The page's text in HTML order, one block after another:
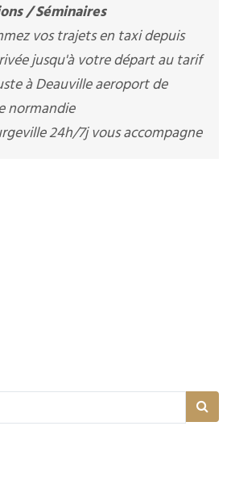
/ Séminaires
vos trajets en taxi depuis
jusqu'à votre départ au tarif
à Deauville aeroport de
normandie
24h/7j vous accompagne